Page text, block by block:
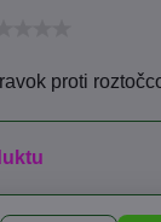
proti